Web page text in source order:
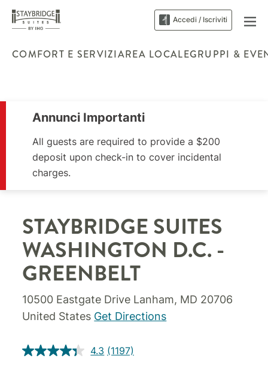
Accedi / Iscriviti
COMFORT E SERVIZIAREA LOCALEGRUPPI &
Annunci Importanti
All guests are required to provide a $200
deposit upon check-in to cover incidental
charges.
STAYBRIDGE SUITES
WASHINGTON D.C. -
GREENBELT
10500 Eastgate Drive Lanham, MD 20706
United States Get Directions
4.3 (1197)